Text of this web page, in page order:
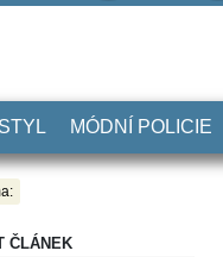
MÓDNÍ POLICIE
ČLÁNEK